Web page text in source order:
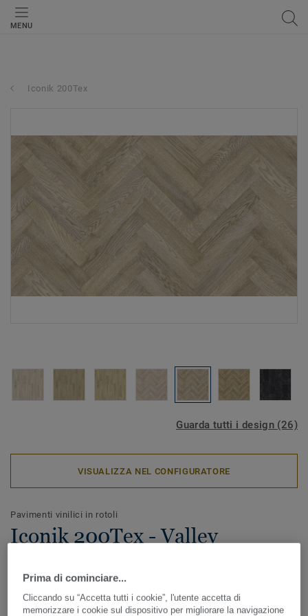
MENU
Iconik 200Tex
Guarda tutti i design (26)
VISUALIZZA NEL CONFIGURATORE
Pavimenti vinilici in rotoli
Iconik 200Tex - Valley
soluzione conveniente per una facile ristrutturazione. Il
Prima di cominciare...
Cliccando su “Accetta tutti i cookie”, l'utente accetta di
memorizzare i cookie sul dispositivo per migliorare la navigazione